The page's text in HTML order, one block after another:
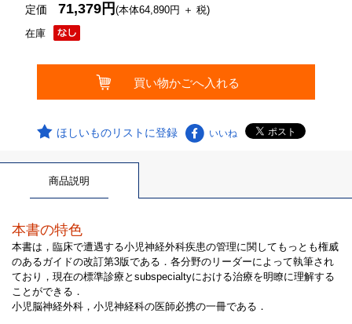
在庫
定価71,379円(本体64,890円 ＋ 税)
ほしいものリストに登録 いいね
商品説明
本書の特色
本書は，臨床で遭遇する小児神経外科疾患の管理に関してもっとも権威
のあるガイドの改訂第3版である．各分野のリーダーによって執筆され
ており，現在の標準診療とsubspecialtyにおける治療を明瞭に理解する
ことができる．
小児脳神経外科，小児神経科の医師必携の一冊である．